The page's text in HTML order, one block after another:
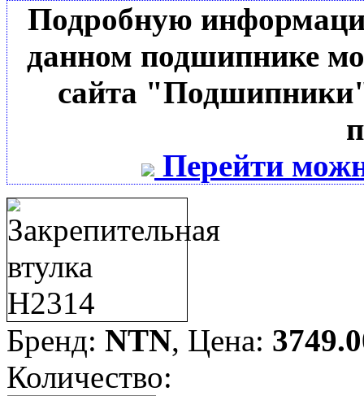
Подробную
данном подшипнике
сайта
Перейти
Бренд: NTN, Цена:
Количество: